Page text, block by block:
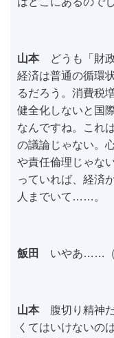
山本どうも「財政
経済は普通の循環
るだろう。消費税
健全化しないと国
なんですね。これ
の議論じゃない。
や責任倫理じゃな
っていれば、経済
人までいて……。
飯田 いやあ……（
山本腹切り精神だ
くてはいけないの